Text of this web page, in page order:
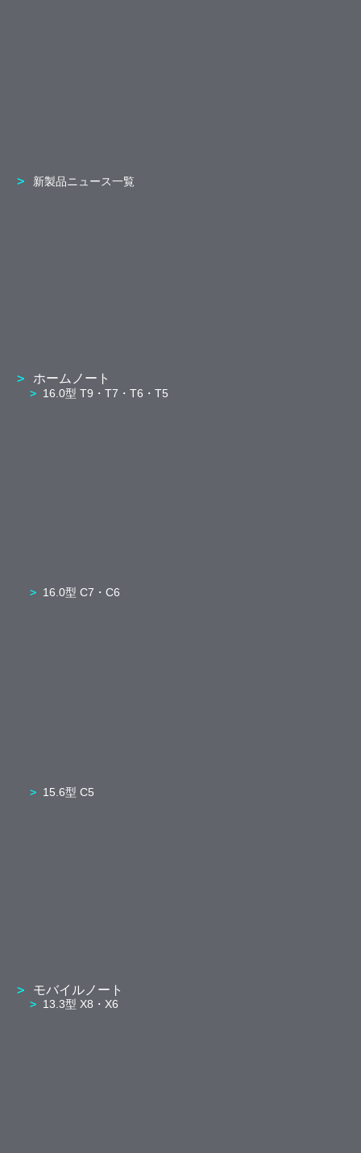
新製品ニュース一覧
ホームノート
16.0型 T9・T7・T6・T5
16.0型 C7・C6
15.6型 C5
モバイルノート
13.3型 X8・X6